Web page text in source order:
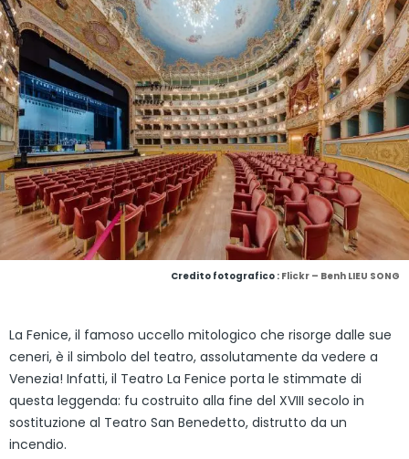
Credito fotografico : Flickr – Benh LIEU SONG
La Fenice, il famoso uccello mitologico che risorge dalle sue
ceneri, è il simbolo del teatro, assolutamente da vedere a
Venezia! Infatti, il Teatro La Fenice porta le stimmate di
questa leggenda: fu costruito alla fine del XVIII secolo in
sostituzione al Teatro San Benedetto, distrutto da un
incendio.